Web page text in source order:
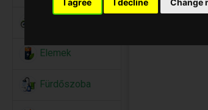
I agree I decline Change
Elemek
Fürdőszoba